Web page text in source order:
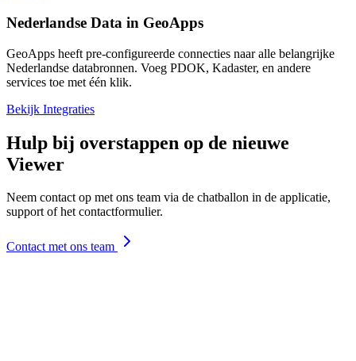
Nederlandse Data in GeoApps
GeoApps heeft pre-configureerde connecties naar alle belangrijke
Nederlandse databronnen. Voeg PDOK, Kadaster, en andere
services toe met één klik.
Bekijk Integraties
Hulp bij overstappen op de nieuwe
Viewer
Neem contact op met ons team via de chatballon in de applicatie,
support of het contactformulier.
Contact met ons team